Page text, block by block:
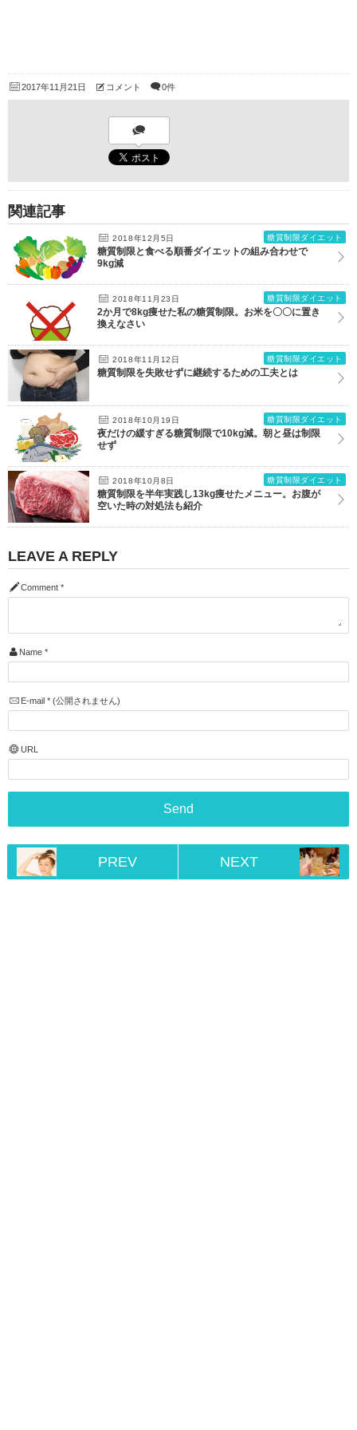
2017年11月21日 コメント 0件
関連記事
2018年12月5日 糖質制限ダイエット
糖質制限と食べる順番ダイエットの組み合わせで
9kg減
2018年11月23日 糖質制限ダイエット
2か月で8kg痩せた私の糖質制限。お米を〇〇に置き
換えなさい
2018年11月12日 糖質制限ダイエット
糖質制限を失敗せずに継続するための工夫とは
2018年10月19日 糖質制限ダイエット
夜だけの緩すぎる糖質制限で10kg減。朝と昼は制限
せず
2018年10月8日 糖質制限ダイエット
糖質制限を半年実践し13kg痩せたメニュー。お腹が
空いた時の対処法も紹介
LEAVE A REPLY
Comment *
Name *
E-mail *(公開されません)
URL
PREV NEXT